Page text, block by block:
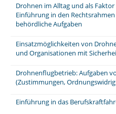
Drohnen im Alltag und als
Einführung in den
behördliche Aufgaben
Einsatzmöglichkeiten von
und Organisationen mit
Drohnenflugbetrieb: Aufgaben
(Zustimmungen,
Einführung in das